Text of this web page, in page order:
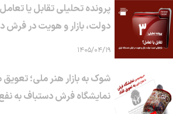
پرونده تحلیلی تقابل یا
دولت، بازار و هویت در فرش
۱۴۰۵/۰۴/۱۹
شوک به بازار هنر ملی؛
نمایشگاه فرش دستباف به